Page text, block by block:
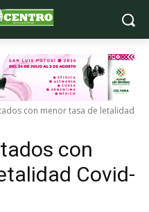
con menor tasa de letalidad
con
Covid-